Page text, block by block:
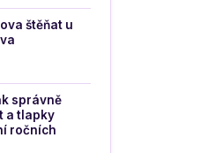
štěňat u
správně
a tlapky
ročních